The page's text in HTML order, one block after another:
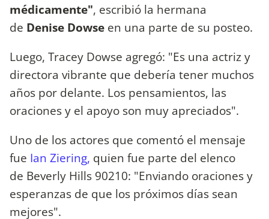
médicamente", escribió la hermana
de Denise Dowse en una parte de su posteo.
Luego, Tracey Dowse agregó: "Es una actriz y
directora vibrante que debería tener muchos
años por delante. Los pensamientos, las
oraciones y el apoyo son muy apreciados".
Uno de los actores que comentó el mensaje
fue Ian Ziering, quien fue parte del elenco
de Beverly Hills 90210: "Enviando oraciones y
esperanzas de que los próximos días sean
mejores".